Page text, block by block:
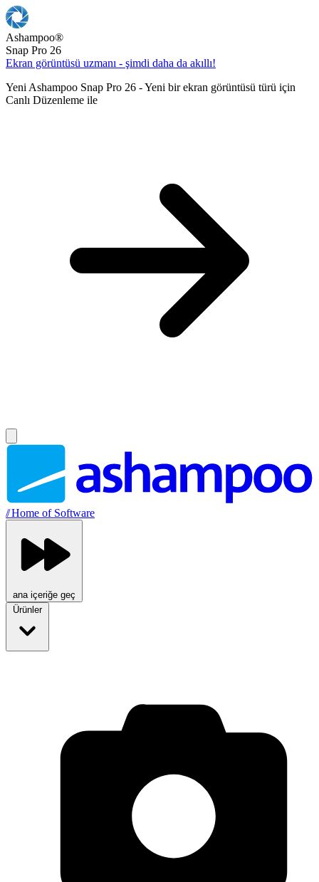
Ashampoo®
Snap Pro 26
Ekran görüntüsü uzmanı - şimdi daha da akıllı!
Yeni Ashampoo Snap Pro 26 - Yeni bir ekran görüntüsü türü için
Canlı Düzenleme ile
//Home of Software
ana içeriğe geç
Ürünler